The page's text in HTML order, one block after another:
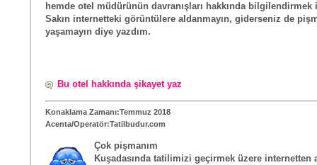
hemde otel müdürünün davranışları hakkında bilgilendirmek
Sakın internetteki görüntülere aldanmayın, giderseniz de
yaşamayın diye yazdım.
Bu otel hakkında şikayet yaz
Konaklama Zamanı:Temmuz 2018
Acenta/Operatör:Tatilbudur.com
Çok pişmanım
Kuşadasında tatilimizi geçirmek üzere internetten